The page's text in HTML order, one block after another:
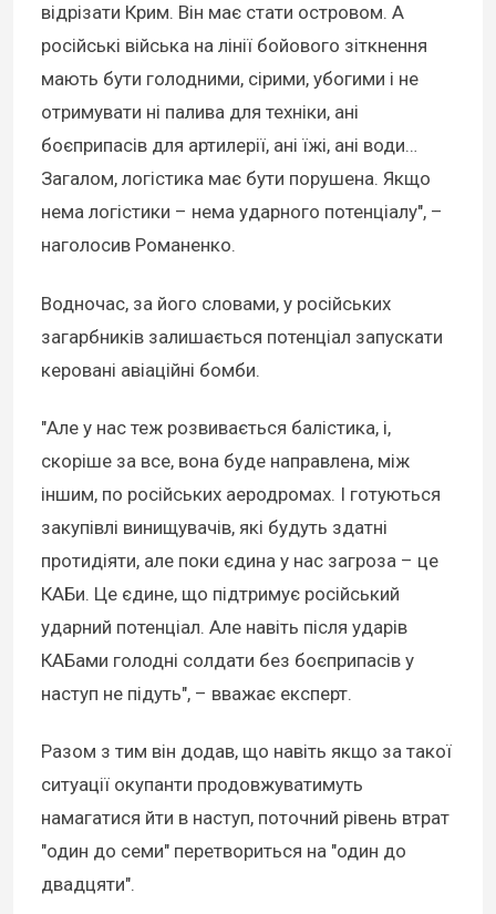
відрізати Крим. Він має стати островом. А
російські війська на лінії бойового зіткнення
мають бути голодними, сірими, убогими і не
отримувати ні палива для техніки, ані
боєприпасів для артилерії, ані їжі, ані води…
Загалом, логістика має бути порушена. Якщо
нема логістики – нема ударного потенціалу", –
наголосив Романенко.
Водночас, за його словами, у російських
загарбників залишається потенціал запускати
керовані авіаційні бомби.
"Але у нас теж розвивається балістика, і,
скоріше за все, вона буде направлена, між
іншим, по російських аеродромах. І готуються
закупівлі винищувачів, які будуть здатні
протидіяти, але поки єдина у нас загроза – це
КАБи. Це єдине, що підтримує російський
ударний потенціал. Але навіть після ударів
КАБами голодні солдати без боєприпасів у
наступ не підуть", – вважає експерт.
Разом з тим він додав, що навіть якщо за такої
ситуації окупанти продовжуватимуть
намагатися йти в наступ, поточний рівень втрат
"один до семи" перетвориться на "один до
двадцяти".